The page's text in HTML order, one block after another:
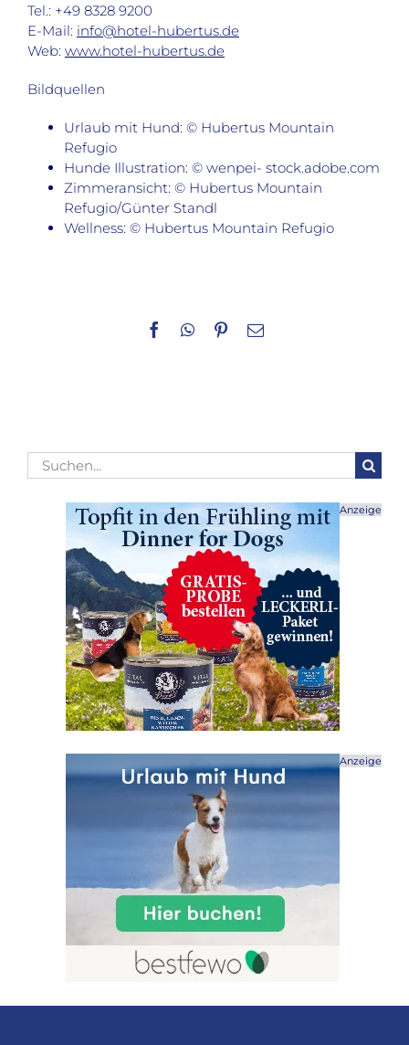
Tel.: +49 8328 9200
E-Mail: info@hotel-hubertus.de
Web: www.hotel-hubertus.de
Bildquellen
Urlaub mit Hund: © Hubertus Mountain
Refugio
Hunde Illustration: © wenpei- stock.adobe.com
Zimmeransicht: © Hubertus Mountain
Refugio/Günter Standl
Wellness: © Hubertus Mountain Refugio
Facebook
WhatsApp
Pinterest
E-
Suche
nach:
Anzeige
Anzeige